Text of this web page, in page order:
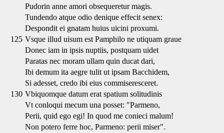
Pudorin anne amori obsequeretur magis.
Tundendo atque odio denique effecit senex:
Despondit ei gnatam huius uicini proxumi.
125 Vsque illud uisum est Pamphilo ne utiquam graue
Donec iam in ipsis nuptiis, postquam uidet
Paratas nec moram ullam quin ducat dari,
Ibi demum ita aegre tulit ut ipsam Bacchidem,
Si adesset, credo ibi eius commiseresceret.
130 Vbiquomque datum erat spatium solitudinis
Vt conloqui mecum una posset: "Parmeno,
Perii, quid ego egi! In quod me conieci malum!
Non potero ferre hoc, Parmeno: perii miser".